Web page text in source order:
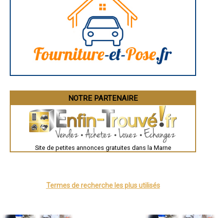
- Joint à la chaux, façade en pierre à Vitry-en-Perthois
- Joint à la chaux, façade en pierre à Marolles
- Joint à la chaux, façade en pierre à Moussy
- Joint à la chaux, façade en pierre à Val-de-Vesle
- Joint à la chaux, façade en pierre à Saint-Martin-sur-le-Pré
- Joint à la chaux, façade en pierre à Villers-Allerand
- Joint à la chaux, façade en pierre à Cumières
- Joint à la chaux, façade en pierre à Livry-Louvercy
- Joint à la chaux, façade en pierre à Isles-sur-Suippe
- Joint à la chaux, façade en pierre à Athis
- Joint à la chaux, façade en pierre à Troissy
- Joint à la chaux, façade en pierre à Pleurs
- Joint à la chaux, façade en pierre à Hautvillers
- Joint à la chaux, façade en pierre à La Chaussée-sur-Marne
- Joint à la chaux, façade en pierre à Marcilly-sur-Seine
- Joint à la chaux, façade en pierre à Matougues
- Joint à la chaux, façade en pierre à Mailly-Champagne
NOTRE PARTENAIRE
Site de petites annonces gratuites dans la Marne
Termes de recherche les plus utilisés